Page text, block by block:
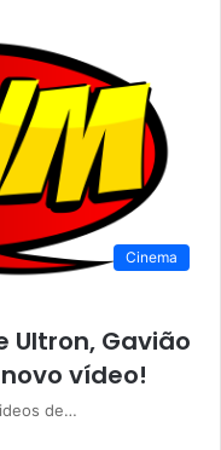
Cinema
Ultron, Gavião
vídeo!
de…